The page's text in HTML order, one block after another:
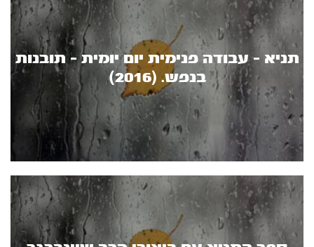
תניא - עבודה פנימית יום יומית - תובנות
בנפש. (2016)